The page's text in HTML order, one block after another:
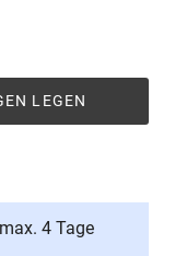
LEGEN
4 Tage